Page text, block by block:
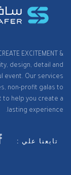
EXCITEMENT &
design, detail and
event. Our services
non-profit galas to
to help you create a
lasting experience.
تابعنا علي :